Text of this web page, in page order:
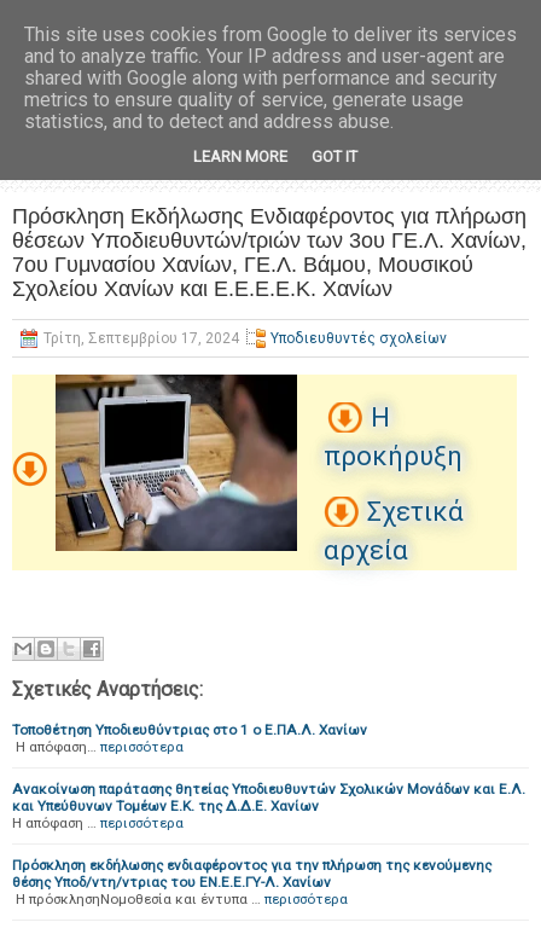
Πρόσκληση Εκδήλωσης Ενδιαφέροντος για πλήρωση
θέσεων Υποδιευθυντών/τριών των 3ου ΓΕ.Λ. Χανίων,
7ου Γυμνασίου Χανίων, ΓΕ.Λ. Βάμου, Μουσικού
Σχολείου Χανίων και Ε.Ε.Ε.Ε.Κ. Χανίων
Τρίτη, Σεπτεμβρίου 17, 2024 Υποδιευθυντές σχολείων
H
προκήρυξη
Σχετικά
αρχεία
Σχετικές Αναρτήσεις:
Τοποθέτηση Υποδιευθύντριας στο 1 ο Ε.ΠΑ.Λ. Χανίων
Η απόφαση… περισσότερα
Ανακοίνωση παράτασης θητείας Υποδιευθυντών Σχολικών Μονάδων και Ε.Λ.
και Υπεύθυνων Τομέων Ε.Κ. της Δ.Δ.Ε. Χανίων
Η απόφαση … περισσότερα
Πρόσκληση εκδήλωσης ενδιαφέροντος για την πλήρωση της κενούμενης
θέσης Υποδ/ντη/ντριας του ΕΝ.Ε.Ε.ΓΥ-Λ. Χανίων
Η πρόσκλησηΝομοθεσία και έντυπα … περισσότερα
This site uses cookies from Google to deliver its services
and to analyze traffic. Your IP address and user-agent are
shared with Google along with performance and security
metrics to ensure quality of service, generate usage
statistics, and to detect and address abuse.
LEARN MORE GOT IT